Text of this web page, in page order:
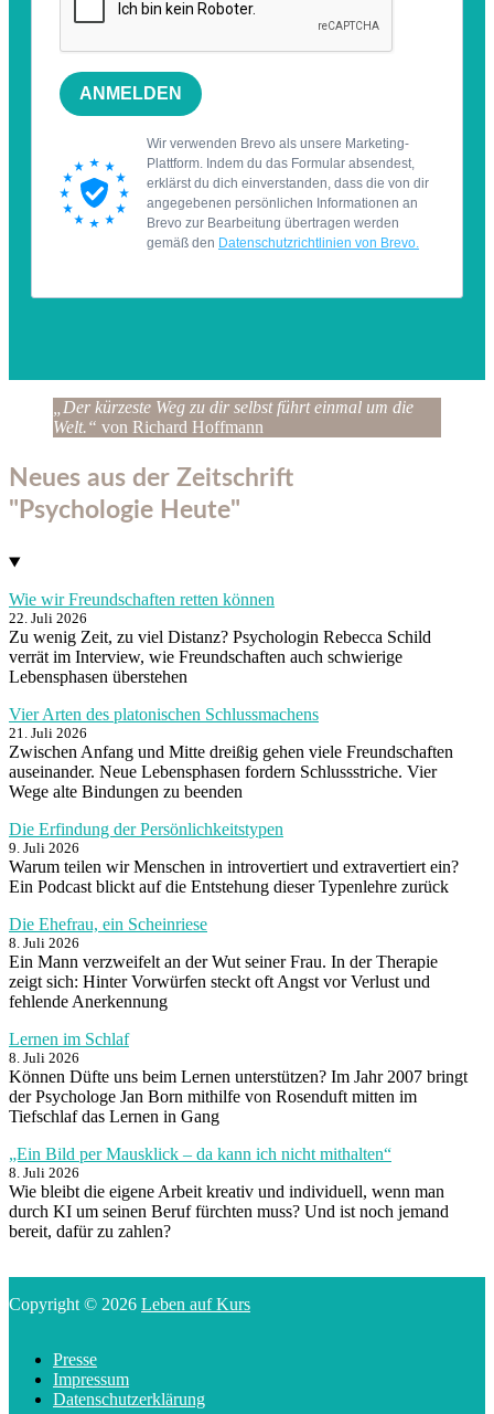
„Der kürzeste Weg zu dir selbst führt einmal um die
Welt.“ von Richard Hoffmann
Neues aus der Zeitschrift
"Psychologie Heute"
Wie wir Freundschaften retten können
22. Juli 2026
Zu wenig Zeit, zu viel Distanz? Psychologin Rebecca Schild
verrät im Interview, wie Freundschaften auch schwierige
Lebensphasen überstehen
Vier Arten des platonischen Schlussmachens
21. Juli 2026
Zwischen Anfang und Mitte dreißig gehen viele Freundschaften
auseinander. Neue Lebensphasen fordern Schlussstriche. Vier
Wege alte Bindungen zu beenden
Die Erfindung der Persönlichkeitstypen
9. Juli 2026
Warum teilen wir Menschen in introvertiert und extravertiert ein?
Ein Podcast blickt auf die Entstehung dieser Typenlehre zurück
Die Ehefrau, ein Scheinriese
8. Juli 2026
Ein Mann verzweifelt an der Wut seiner Frau. In der Therapie
zeigt sich: Hinter Vorwürfen steckt oft Angst vor Verlust und
fehlende Anerkennung
Lernen im Schlaf
8. Juli 2026
Können Düfte uns beim Lernen unterstützen? Im Jahr 2007 bringt
der Psychologe Jan Born mithilfe von Rosenduft mitten im
Tiefschlaf das Lernen in Gang
„Ein Bild per Mausklick – da kann ich nicht mithalten“
8. Juli 2026
Wie bleibt die eigene Arbeit kreativ und individuell, wenn man
durch KI um seinen Beruf fürchten muss? Und ist noch jemand
bereit, dafür zu zahlen?
Copyright © 2026 Leben auf Kurs
Presse
Impressum
Datenschutzerklärung